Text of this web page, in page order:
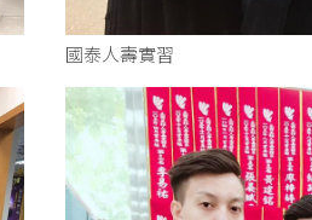
國泰人壽實習